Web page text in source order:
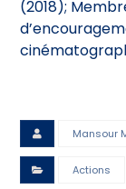
(2018);
Mansour
Actions